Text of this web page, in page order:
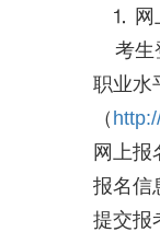
⒈ 网
考生
职业水
（
网上报
报名信
提交报